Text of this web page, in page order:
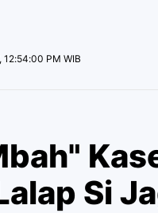
12:54:00 PM WIB
Si